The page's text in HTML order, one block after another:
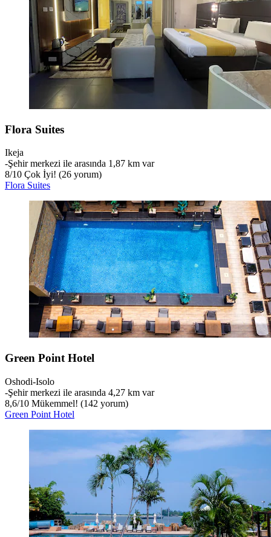
Flora Suites
Ikeja
‐Şehir merkezi ile arasında 1,87 km var
8/10 Çok İyi! (26 yorum)
Flora Suites
Green Point Hotel
Oshodi-Isolo
‐Şehir merkezi ile arasında 4,27 km var
8,6/10 Mükemmel! (142 yorum)
Green Point Hotel